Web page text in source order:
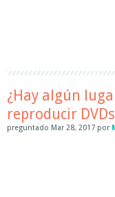
¿Hay algún
reproducir
preguntado Mar 28, 2017 por